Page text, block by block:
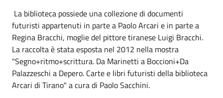
La biblioteca possiede una collezione di documenti
futuristi appartenuti in parte a Paolo Arcari e in parte a
Regina Bracchi, moglie del pittore tiranese Luigi Bracchi.
La raccolta è stata esposta nel 2012 nella mostra
"Segno+ritmo+scrittura. Da Marinetti a Boccioni+Da
Palazzeschi a Depero. Carte e libri futuristi della biblioteca
Arcari di Tirano" a cura di Paolo Sacchini.